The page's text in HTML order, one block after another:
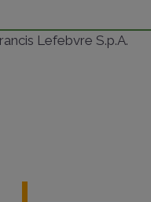
Lefebvre S.p.A.